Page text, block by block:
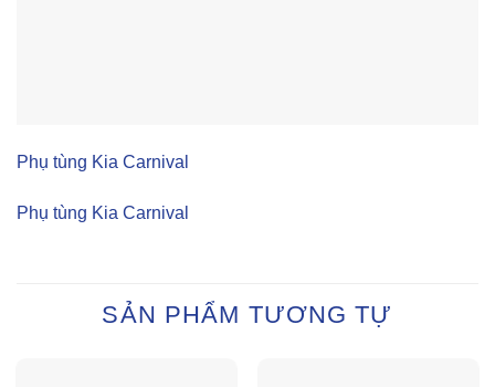
Phụ tùng Kia Carnival
Phụ tùng Kia Carnival
SẢN PHẨM TƯƠNG TỰ